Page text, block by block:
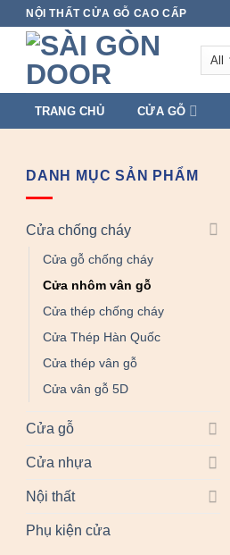
NỘI THẤT CỬA GỖ CAO CẤP
TRANG CHỦ CỬA GỖ
DANH MỤC SẢN PHẨM
Cửa chống cháy
Cửa gỗ chống cháy
Cửa nhôm vân gỗ
Cửa thép chống cháy
Cửa Thép Hàn Quốc
Cửa thép vân gỗ
Cửa vân gỗ 5D
Cửa gỗ
Cửa nhựa
Nội thất
Phụ kiện cửa